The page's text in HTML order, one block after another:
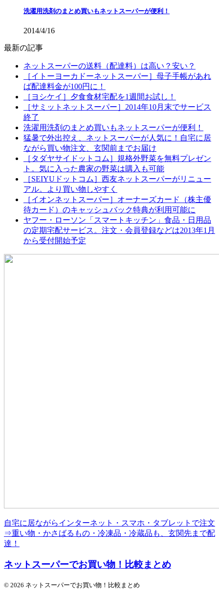
洗濯用洗剤のまとめ買いもネットスーパーが便利！
2014/4/16
最新の記事
ネットスーパーの送料（配達料）は高い？安い？
［イトーヨーカドーネットスーパー］母子手帳があれ
ば配達料金が100円に！
［ヨシケイ］夕食食材宅配を1週間お試し！
［サミットネットスーパー］2014年10月末でサービス
終了
洗濯用洗剤のまとめ買いもネットスーパーが便利！
猛暑で外出控え、ネットスーパーが人気に！自宅に居
ながら買い物注文、玄関前までお届け
［タダヤサイドットコム］規格外野菜を無料プレゼン
ト。気に入った農家の野菜は購入も可能
［SEIYUドットコム］西友ネットスーパーがリニュー
アル。より買い物しやすく
［イオンネットスーパー］オーナーズカード（株主優
待カード）のキャッシュバック特典が利用可能に
ヤフー・ローソン「スマートキッチン」食品・日用品
の定期宅配サービス。注文・会員登録などは2013年1月
から受付開始予定
自宅に居ながらインターネット・スマホ・タブレットで注文
⇒重い物・かさばるもの・冷凍品・冷蔵品も、玄関先まで配
達！
ネットスーパーでお買い物！比較まとめ
© 2026 ネットスーパーでお買い物！比較まとめ